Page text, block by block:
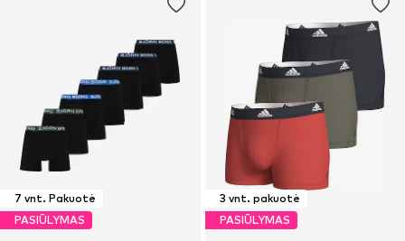
7 vnt. Pakuotė
PASIŪLYMAS
3 vnt. pakuotė
PASIŪLYMAS